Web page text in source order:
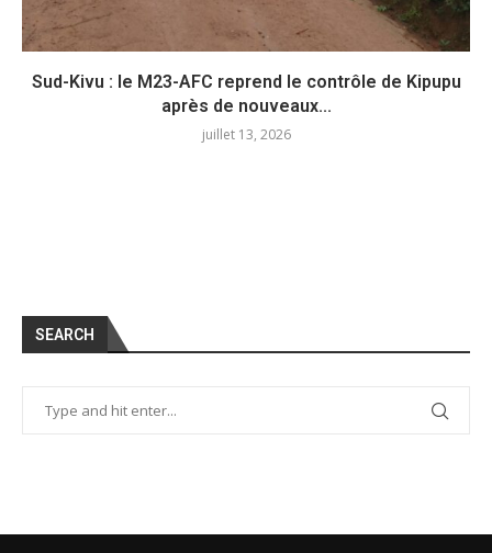
Sud-Kivu : le M23-AFC reprend le contrôle de Kipupu
après de nouveaux...
juillet 13, 2026
SEARCH